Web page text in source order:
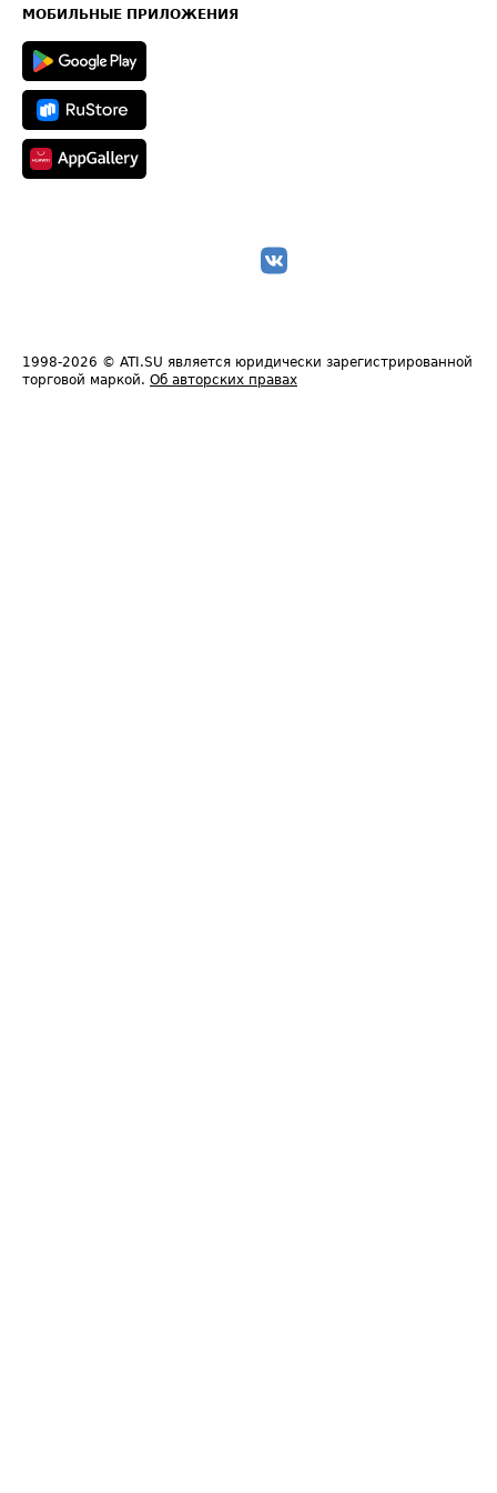
Техническая информация
МОБИЛЬНЫЕ ПРИЛОЖЕНИЯ
1998-2026 © ATI.SU является юридически зарегистрированной
торговой маркой. Об авторских правах